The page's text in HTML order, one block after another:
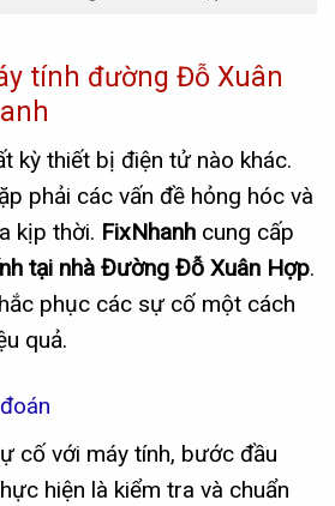
tính đường Đỗ Xuân
kỳ thiết bị điện tử nào khác.
phải các vấn đề hỏng hóc và
kịp thời. FixNhanh cung cấp
tại nhà Đường Đỗ Xuân Hợp.
phục các sự cố một cách
quả.
cố với máy tính, bước đầu
hiện là kiểm tra và chuẩn